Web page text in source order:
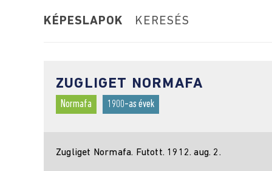
KÉPESLAPOK KERESÉS
ZUGLIGET NORMAFA
Normafa 1900-as évek
Zugliget Normafa. Futott. 1912. aug. 2.